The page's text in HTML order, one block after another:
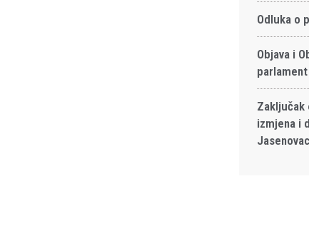
Odluka o
Objava i
Zaključak
izmjena i
Jasenovac